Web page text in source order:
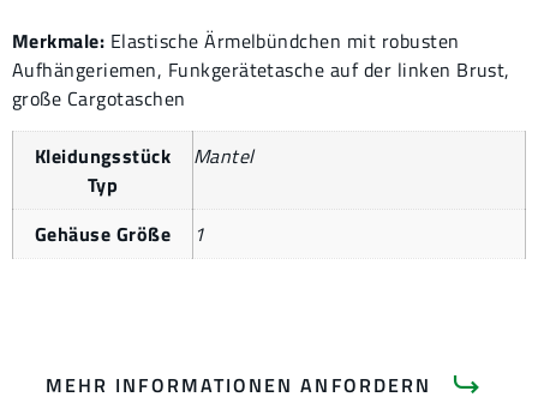
Merkmale: Elastische Ärmelbündchen mit robusten
Aufhängeriemen, Funkgerätetasche auf der linken Brust,
große Cargotaschen
Kleidungsstück
Typ
Mantel
Gehäuse Größe 1
MEHR INFORMATIONEN ANFORDERN